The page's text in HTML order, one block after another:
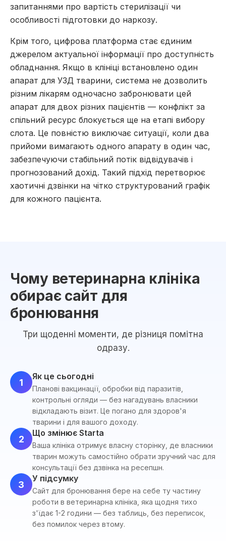
запитаннями про вартість стерилізації чи
особливості підготовки до наркозу.
Крім того, цифрова платформа стає єдиним
джерелом актуальної інформації про доступність
обладнання. Якщо в клініці встановлено один
апарат для УЗД тварини, система не дозволить
різним лікарям одночасно забронювати цей
апарат для двох різних пацієнтів — конфлікт за
спільний ресурс блокується ще на етапі вибору
слота. Це повністю виключає ситуації, коли два
прийоми вимагають одного апарату в один час,
забезпечуючи стабільний потік відвідувачів і
прогнозований дохід. Такий підхід перетворює
хаотичні дзвінки на чітко структурований графік
для кожного пацієнта.
Чому ветеринарна клініка
обирає сайт для
бронювання
Три щоденні моменти, де різниця помітна
одразу.
1
Як це сьогодні
Планові вакцинації, обробки від паразитів,
контрольні огляди — без нагадувань власники
відкладають візит. Це погано для здоров'я
тварини і для вашого доходу.
2
Що змінює Starta
Ваша клініка отримує власну сторінку, де власники
тварин можуть самостійно обрати зручний час для
консультації без дзвінка на ресепшн.
3
У підсумку
Сайт для бронювання бере на себе ту частину
роботи в ветеринарна клініка, яка щодня тихо
з'їдає 1-2 години — без таблиць, без переписок,
без помилок через втому.